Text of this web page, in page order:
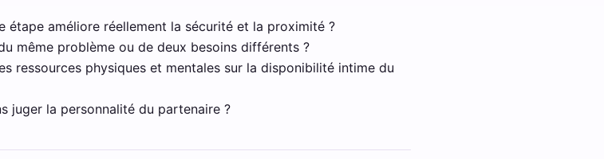
étape améliore réellement la sécurité et la proximité ?
même problème ou de deux besoins différents ?
ressources physiques et mentales sur la disponibilité intime du
juger la personnalité du partenaire ?